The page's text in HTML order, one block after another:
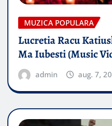
MUZICA POPULARA
Lucretia Racu
Ma Iubesti (Music
admin aug. 7,